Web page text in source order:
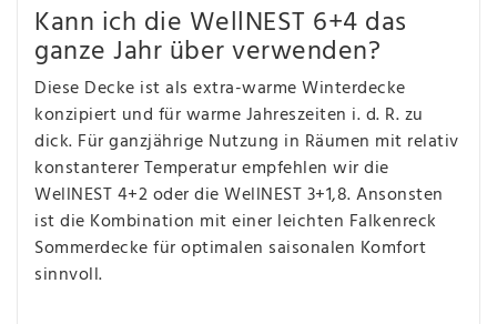
Kann ich die WellNEST 6+4 das
ganze Jahr über verwenden?
Diese Decke ist als extra-warme Winterdecke
konzipiert und für warme Jahreszeiten i. d. R. zu
dick. Für ganzjährige Nutzung in Räumen mit relativ
konstanterer Temperatur empfehlen wir die
WellNEST 4+2 oder die WellNEST 3+1,8. Ansonsten
ist die Kombination mit einer leichten Falkenreck
Sommerdecke für optimalen saisonalen Komfort
sinnvoll.